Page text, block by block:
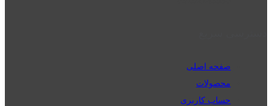
صفحه اصلی
محصولات
حساب کاربری